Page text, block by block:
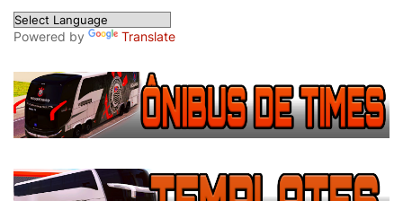
Powered by Translate